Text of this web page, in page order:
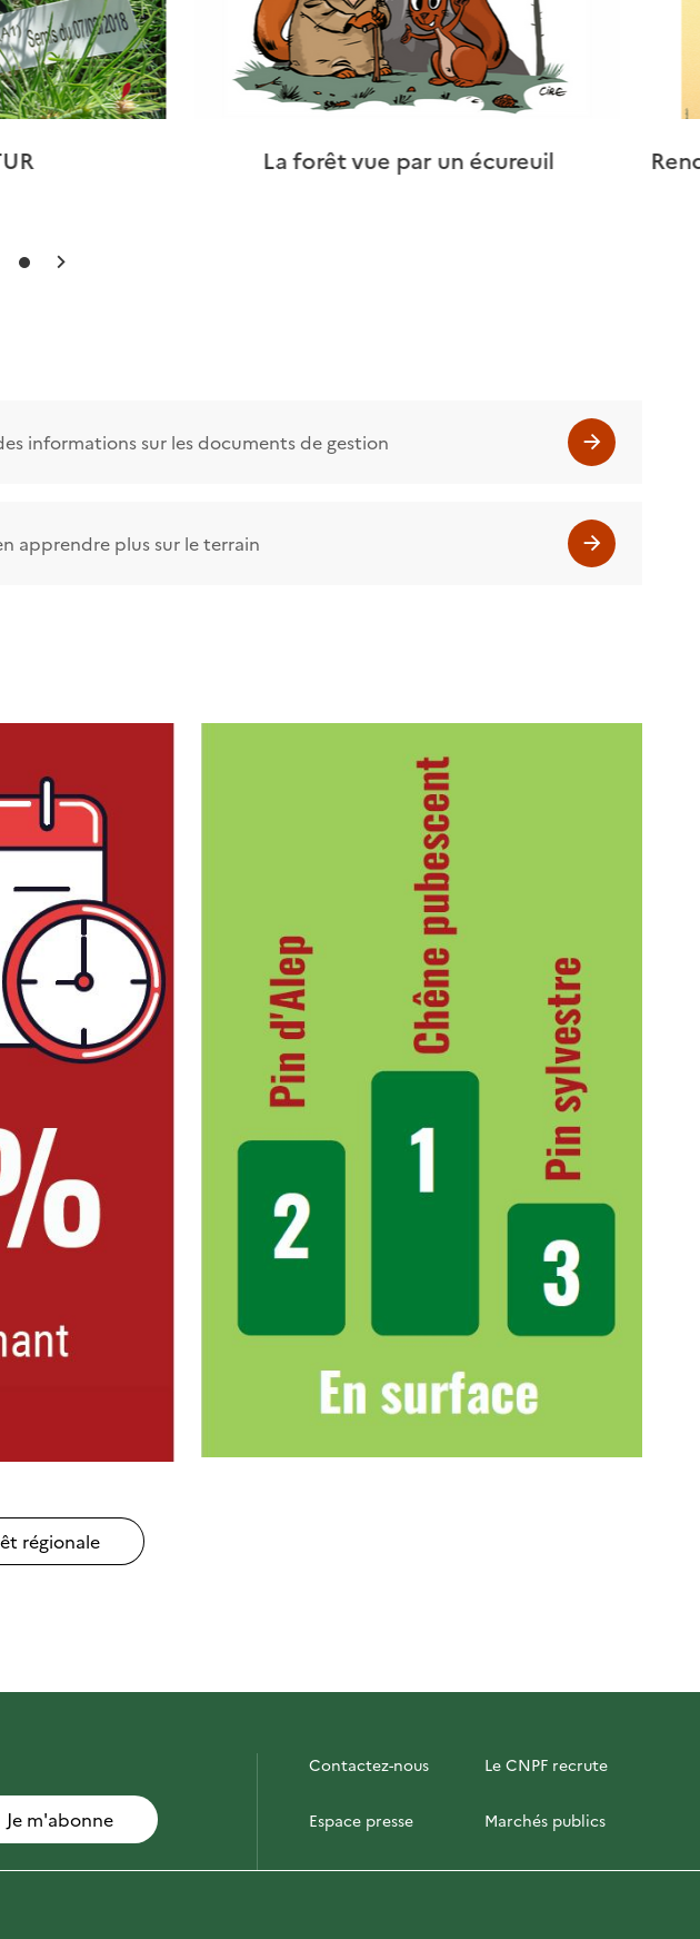
La forêt vue par un écureuil
informations sur les documents de gestion
apprendre plus sur le terrain
régionale
Je m'abonne
Contactez-nous Le CNPF recrute
Espace presse Marchés publics
PhotoFor Briefly in English